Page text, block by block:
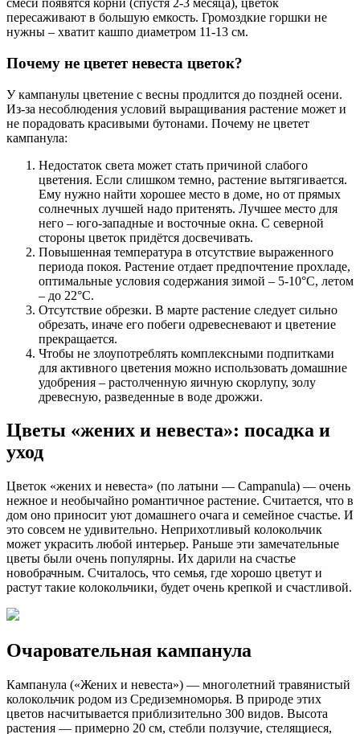
смеси появятся корни (спустя 2-3 месяца), цветок
пересаживают в большую емкость. Громоздкие горшки не
нужны – хватит кашпо диаметром 11-13 см.
Почему не цветет невеста цветок?
У кампанулы цветение с весны продлится до поздней осени.
Из-за несоблюдения условий выращивания растение может и
не порадовать красивыми бутонами. Почему не цветет
кампанула:
Недостаток света может стать причиной слабого
цветения. Если слишком темно, растение вытягивается.
Ему нужно найти хорошее место в доме, но от прямых
солнечных лучшей надо притенять. Лучшее место для
него – юго-западные и восточные окна. С северной
стороны цветок придётся досвечивать.
Повышенная температура в отсутствие выраженного
периода покоя. Растение отдает предпочтение прохладе,
оптимальные условия содержания зимой – 5-10°С, летом
– до 22°С.
Отсутствие обрезки. В марте растение следует сильно
обрезать, иначе его побеги одревесневают и цветение
прекращается.
Чтобы не злоупотреблять комплексными подпитками
для активного цветения можно использовать домашние
удобрения – растолченную яичную скорлупу, золу
древесную, разведенные в воде дрожжи.
Цветы «жених и невеста»: посадка и
уход
Цветок «жених и невеста» (по латыни — Campanula) — очень
нежное и необычайно романтичное растение. Считается, что в
дом оно приносит уют домашнего очага и семейное счастье. И
это совсем не удивительно. Неприхотливый колокольчик
может украсить любой интерьер. Раньше эти замечательные
цветы были очень популярны. Их дарили на счастье
новобрачным. Считалось, что семья, где хорошо цветут и
растут такие колокольчики, будет очень крепкой и счастливой.
Очаровательная кампанула
Кампанула («Жених и невеста») — многолетний травянистый
колокольчик родом из Средиземноморья. В природе этих
цветов насчитывается приблизительно 300 видов. Высота
растения — примерно 20 см, стебли ползучие, стелящиеся,